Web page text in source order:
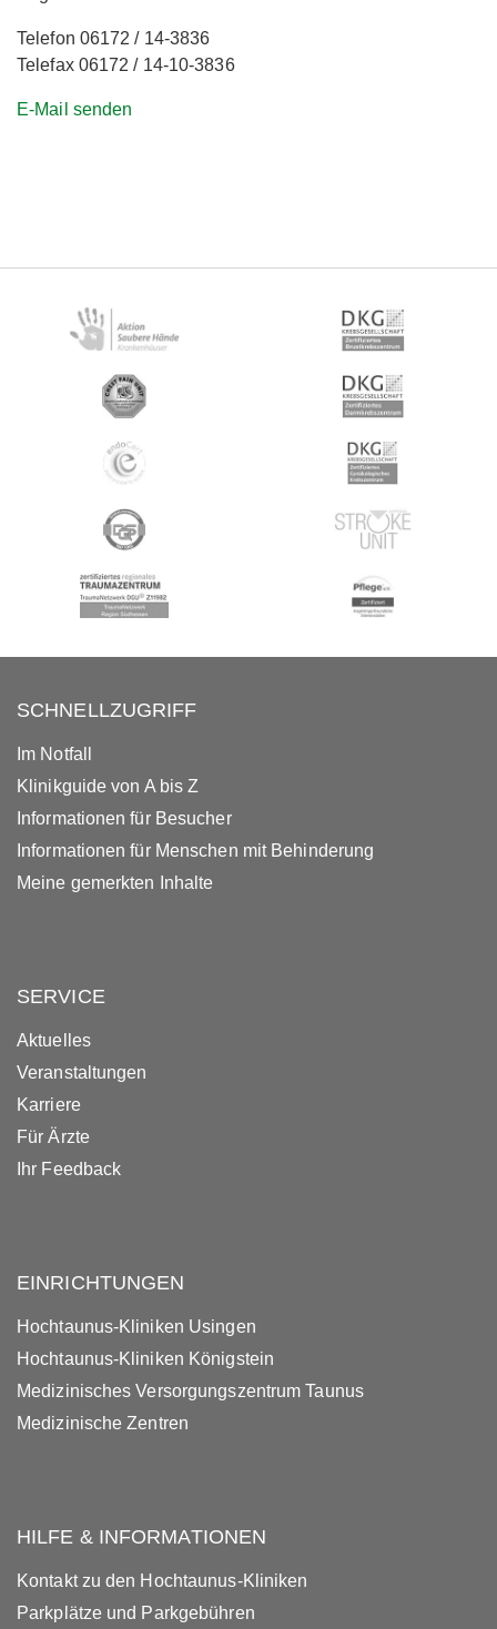
Telefon 06172 / 14-3836
Telefax 06172 / 14-10-3836
E-Mail senden
SCHNELLZUGRIFF
Im Notfall
Klinikguide von A bis Z
Informationen für Besucher
Informationen für Menschen mit Behinderung
Meine gemerkten Inhalte
SERVICE
Aktuelles
Veranstaltungen
Karriere
Für Ärzte
Ihr Feedback
EINRICHTUNGEN
Hochtaunus-Kliniken Usingen
Hochtaunus-Kliniken Königstein
Medizinisches Versorgungszentrum Taunus
Medizinische Zentren
HILFE & INFORMATIONEN
Kontakt zu den Hochtaunus-Kliniken
Parkplätze und Parkgebühren